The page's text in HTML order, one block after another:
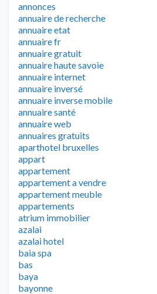
annonces
annuaire de recherche
annuaire etat
annuaire fr
annuaire gratuit
annuaire haute savoie
annuaire internet
annuaire inversé
annuaire inverse mobile
annuaire santé
annuaire web
annuaires gratuits
aparthotel bruxelles
appart
appartement
appartement a vendre
appartement meuble
appartements
atrium immobilier
azalai
azalai hotel
baia spa
bas
baya
bayonne